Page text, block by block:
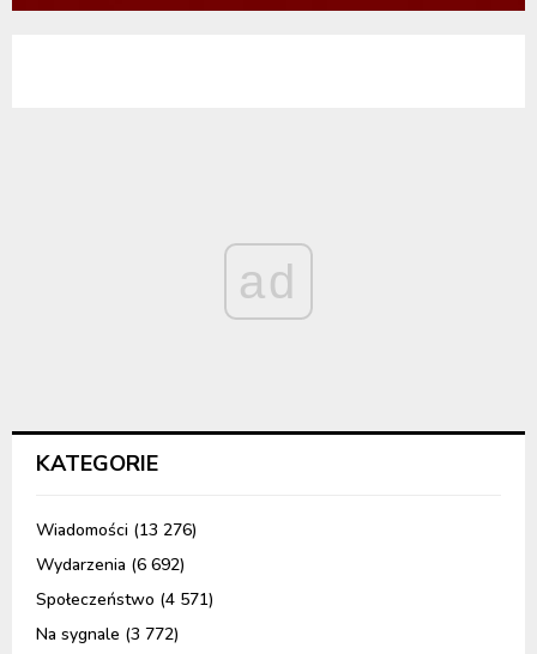
ad
KATEGORIE
Wiadomości (13 276)
Wydarzenia (6 692)
Społeczeństwo (4 571)
Na sygnale (3 772)